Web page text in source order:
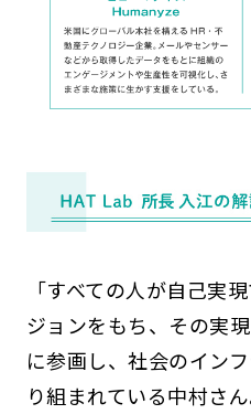
「すべての人が自己実
ジョンをもち、その実
に参画し、社会のイン
り組まれている中村さ